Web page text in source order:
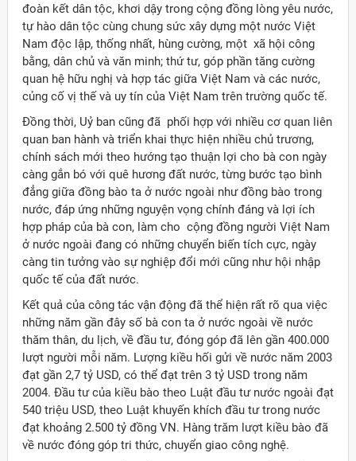
đoàn kết dân tộc, khơi dậy trong cộng đồng lòng yêu nước,
tự hào dân tộc cùng chung sức xây dựng một nước Việt
Nam độc lập, thống nhất, hùng cường, một xã hội công
bằng, dân chủ và văn minh; thứ tư, góp phần tăng cường
quan hệ hữu nghị và hợp tác giữa Việt Nam và các nước,
củng cố vị thế và uy tín của Việt Nam trên trường quốc tế.
Đồng thời, Uỷ ban cũng đã phối hợp với nhiều cơ quan liên
quan ban hành và triển khai thực hiện nhiều chủ trương,
chính sách mới theo hướng tạo thuận lợi cho bà con ngày
càng gắn bó với quê hương đất nước, từng bước tạo bình
đẳng giữa đồng bào ta ở nước ngoài như đồng bào trong
nước, đáp ứng những nguyện vọng chính đáng và lợi ích
hợp pháp của bà con, làm cho cộng đồng người Việt Nam
ở nước ngoài đang có những chuyển biến tích cực, ngày
càng tin tưởng vào sự nghiệp đổi mới cũng như hội nhập
quốc tế của đất nước.
Kết quả của công tác vận động đã thể hiện rất rõ qua việc
những năm gần đây số bà con ta ở nước ngoài về nước
thăm thân, du lịch, về đầu tư, đóng góp đã lên gần 400.000
lượt người mỗi năm. Lượng kiều hối gửi về nước năm 2003
đạt gần 2,7 tỷ USD, có thể đạt trên 3 tỷ USD trong năm
2004. Đầu tư của kiều bào theo Luật đầu tư nước ngoài đạt
540 triệu USD, theo Luật khuyến khích đầu tư trong nước
đạt khoảng 2.500 tỷ đồng VN. Hàng trăm lượt kiều bào đã
về nước đóng góp tri thức, chuyển giao công nghệ.